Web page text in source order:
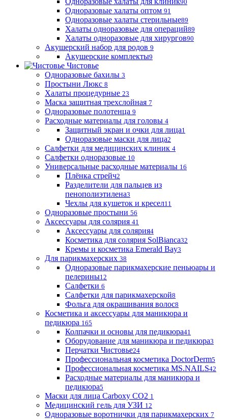
90
Одноразовые халаты оптом 91
Одноразовые халаты стерильные89
Халаты одноразовые для операций89
Халаты одноразовые для хирургов90
Акушерский набор для родов 9
Акушерские комплекты9
Чистовье
Одноразовые бахилы 3
Простыни Люкс 8
Халаты процедурные 23
Маска защитная трехслойная 7
Одноразовые полотенца 9
Расходные материалы для головы 4
Защитный экран и очки для лица1
Одноразовые маски для лица2
Салфетки для медицинских клиник 4
Салфетки одноразовые 10
Универсальные расходные материалы 16
Плёнка стрейч2
Разделители для пальцев из
пенополиэтилена3
Чехлы для кушеток и кресел11
Одноразовые простыни 56
Аксессуары для солярия 41
Аксессуары для солярия4
Косметика для солярия SolBianca32
Кремы и косметика Emerald Bay3
Для парикмахерских 38
Одноразовые парикмахерские пеньюары и
пелерины12
Салфетки 6
Салфетки для парикмахерской8
Фольга для окрашивания волос8
Косметика и аксессуары для маникюра и
педикюра 165
Колпачки и основы для педикюра41
Оборудование для маникюра и педикюра3
Перчатки Чистовье24
Профессиональная косметика DoctorDerm5
Профессиональная косметика MS.NAILS42
Расходные материалы для маникюра и
педикюра5
Маски для лица Carboxy CO2 1
Медицинский гель для УЗИ 12
Одноразовые воротнички для парикмахерских 7